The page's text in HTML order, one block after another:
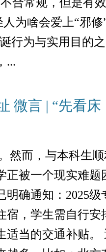
为啥会爱上“邪
行为与实用目的
...
微言 | “先看
而，与本科生
正被一个现实难
明确通知：2025
宿，学生需自行
适当的交通补贴